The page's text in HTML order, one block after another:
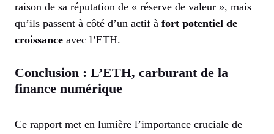
raison de sa réputation de « réserve de valeur », mais
qu’ils passent à côté d’un actif à fort potentiel de
croissance avec l’ETH.
Conclusion : L’ETH, carburant de la
finance numérique
Ce rapport met en lumière l’importance cruciale de